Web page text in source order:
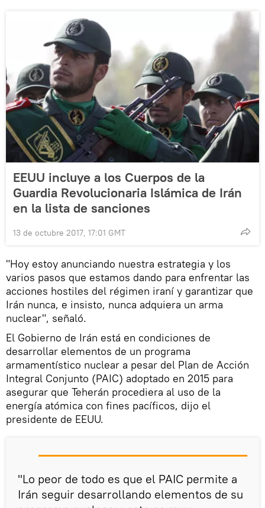
EEUU incluye a los Cuerpos de la
Guardia Revolucionaria Islámica de Irán
en la lista de sanciones
13 de octubre 2017, 17:01 GMT
"Hoy estoy anunciando nuestra estrategia y los
varios pasos que estamos dando para enfrentar las
acciones hostiles del régimen iraní y garantizar que
Irán nunca, e insisto, nunca adquiera un arma
nuclear", señaló.
El Gobierno de Irán está en condiciones de
desarrollar elementos de un programa
armamentístico nuclear a pesar del Plan de Acción
Integral Conjunto (PAIC) adoptado en 2015 para
asegurar que Teherán procediera al uso de la
energía atómica con fines pacíficos, dijo el
presidente de EEUU.
"Lo peor de todo es que el PAIC permite a
Irán seguir desarrollando elementos de su